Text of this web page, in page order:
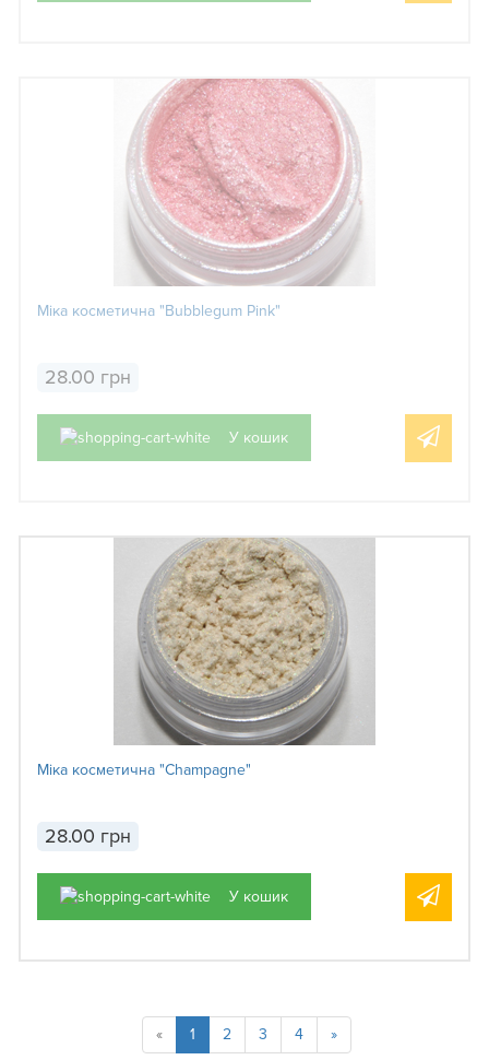
Міка косметична "Bubblegum Pink"
28.00 грн
У кошик
Міка косметична "Champagne"
28.00 грн
У кошик
« 1 2 3 4 »